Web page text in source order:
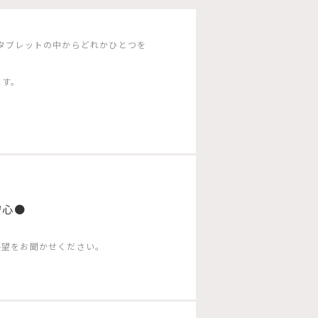
レットの中からどれかひとつを
。
心●
をお聞かせください。